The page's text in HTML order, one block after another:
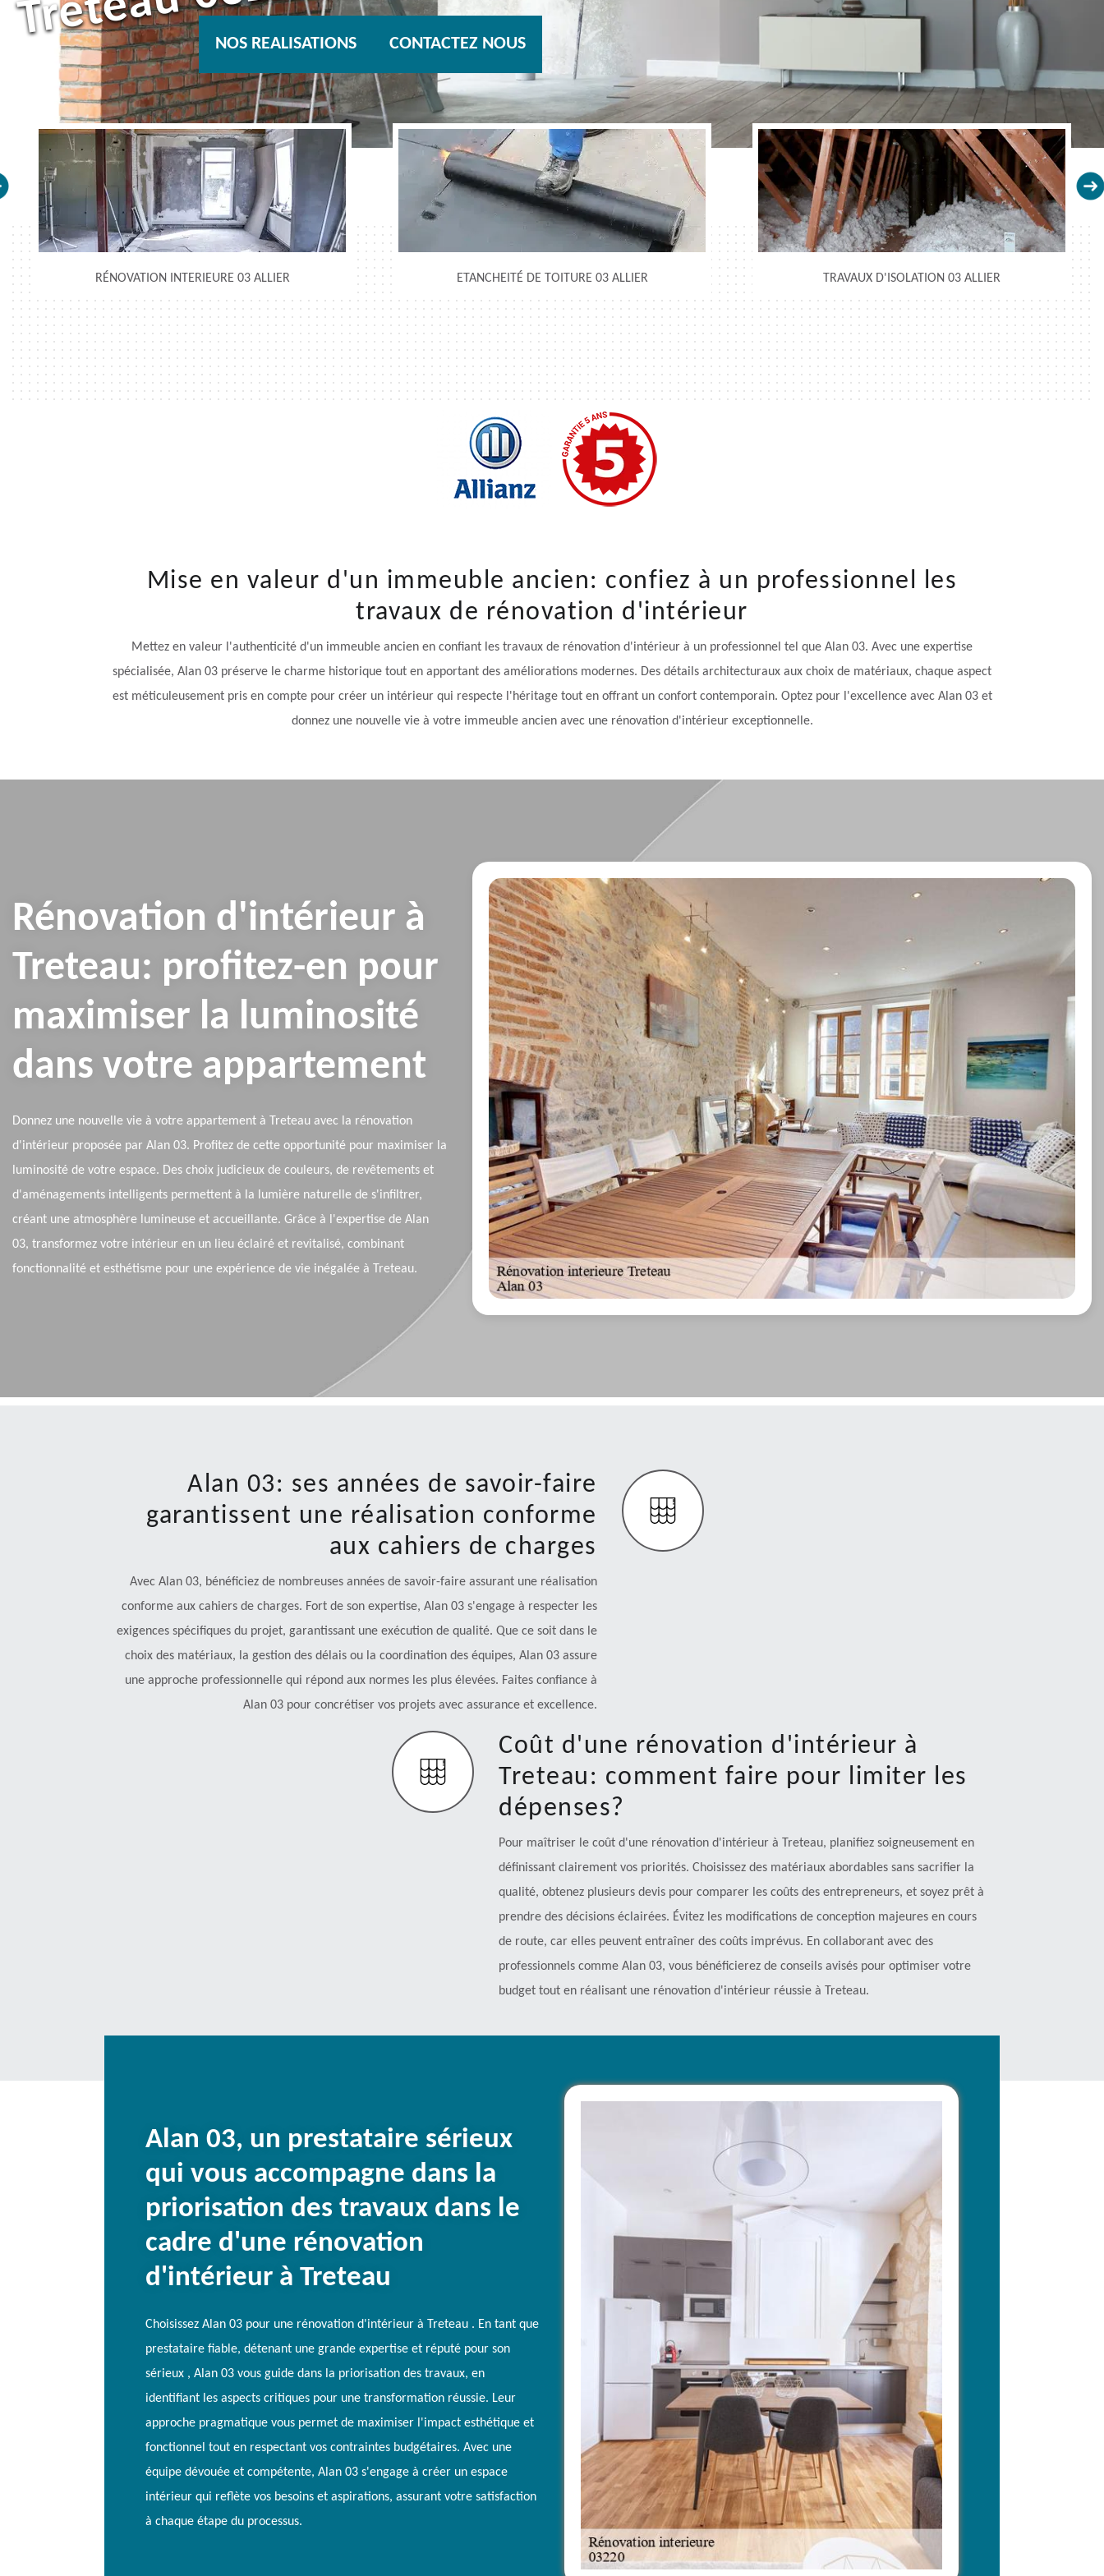
NOS REALISATIONS CONTACTEZ NOUS
RÉNOVATION INTERIEURE 03 ALLIER ETANCHEITÉ DE TOITURE 03 ALLIER TRAVAUX D'ISOLATION 03 ALLIER
Mise en valeur d'un immeuble ancien: confiez à un professionnel les
travaux de rénovation d'intérieur
Mettez en valeur l'authenticité d'un immeuble ancien en confiant les travaux de rénovation d'intérieur à un professionnel tel que Alan 03. Avec une expertise
spécialisée, Alan 03 préserve le charme historique tout en apportant des améliorations modernes. Des détails architecturaux aux choix de matériaux, chaque aspect
est méticuleusement pris en compte pour créer un intérieur qui respecte l'héritage tout en offrant un confort contemporain. Optez pour l'excellence avec Alan 03 et
donnez une nouvelle vie à votre immeuble ancien avec une rénovation d'intérieur exceptionnelle.
Rénovation d'intérieur à
Treteau: profitez-en pour
maximiser la luminosité
dans votre appartement
Donnez une nouvelle vie à votre appartement à Treteau avec la rénovation
d'intérieur proposée par Alan 03. Profitez de cette opportunité pour maximiser la
luminosité de votre espace. Des choix judicieux de couleurs, de revêtements et
d'aménagements intelligents permettent à la lumière naturelle de s'infiltrer,
créant une atmosphère lumineuse et accueillante. Grâce à l'expertise de Alan
03, transformez votre intérieur en un lieu éclairé et revitalisé, combinant
fonctionnalité et esthétisme pour une expérience de vie inégalée à Treteau.
Alan 03: ses années de savoir-faire
garantissent une réalisation conforme
aux cahiers de charges
Avec Alan 03, bénéficiez de nombreuses années de savoir-faire assurant une réalisation
conforme aux cahiers de charges. Fort de son expertise, Alan 03 s'engage à respecter les
exigences spécifiques du projet, garantissant une exécution de qualité. Que ce soit dans le
choix des matériaux, la gestion des délais ou la coordination des équipes, Alan 03 assure
une approche professionnelle qui répond aux normes les plus élevées. Faites confiance à
Alan 03 pour concrétiser vos projets avec assurance et excellence.
Coût d'une rénovation d'intérieur à
Treteau: comment faire pour limiter les
dépenses?
Pour maîtriser le coût d'une rénovation d'intérieur à Treteau, planifiez soigneusement en
définissant clairement vos priorités. Choisissez des matériaux abordables sans sacrifier la
qualité, obtenez plusieurs devis pour comparer les coûts des entrepreneurs, et soyez prêt à
prendre des décisions éclairées. Évitez les modifications de conception majeures en cours
de route, car elles peuvent entraîner des coûts imprévus. En collaborant avec des
professionnels comme Alan 03, vous bénéficierez de conseils avisés pour optimiser votre
budget tout en réalisant une rénovation d'intérieur réussie à Treteau.
Alan 03, un prestataire sérieux
qui vous accompagne dans la
priorisation des travaux dans le
cadre d'une rénovation
d'intérieur à Treteau
Choisissez Alan 03 pour une rénovation d'intérieur à Treteau . En tant que
prestataire fiable, détenant une grande expertise et réputé pour son
sérieux , Alan 03 vous guide dans la priorisation des travaux, en
identifiant les aspects critiques pour une transformation réussie. Leur
approche pragmatique vous permet de maximiser l'impact esthétique et
fonctionnel tout en respectant vos contraintes budgétaires. Avec une
équipe dévouée et compétente, Alan 03 s'engage à créer un espace
intérieur qui reflète vos besoins et aspirations, assurant votre satisfaction
à chaque étape du processus.